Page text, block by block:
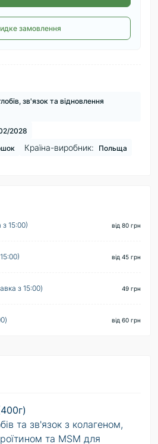
замовлення
зв'язок та відновлення
2028
Країна-виробник: Польща
15:00) від 80 грн
від 45 грн
з 15:00) 49 грн
від 60 грн
та зв'язок з колагеном,
та MSM для